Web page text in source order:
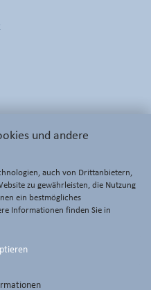
und andere
auch von Drittanbietern,
zu gewährleisten, die Nutzung
ein bestmögliches
Informationen finden Sie in